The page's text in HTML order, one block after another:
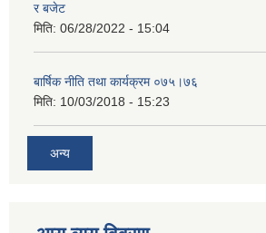
र बजेट
मिति: 06/28/2022 - 15:04
बार्षिक नीति तथा कार्यक्रम ०७५।७६
मिति: 10/03/2018 - 15:23
अन्य